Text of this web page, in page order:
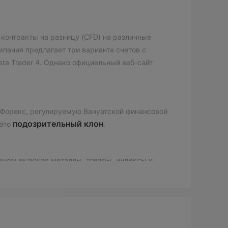
на разницу (CFD) на различные
предлагает три варианта счетов с
Trader 4. Однако официальный веб-сайт
регулируемую Вануатской финансовой
подозрительный клон
включая металлы, товары, индексы и
Pro.